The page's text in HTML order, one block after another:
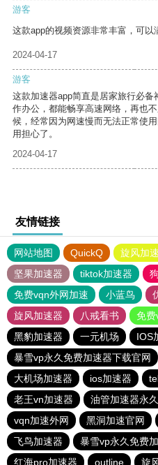
游客
这款app的视频资源非常丰富，可以
2024-04-17
游客
这款加速器app简直是居家旅行必
作办公，都能畅享高速网络，再也
候，经常因为网速慢而无法正常使
用担心了。
2024-04-17
友情链接
网站地图 QuickQ 旋风加
坚果加速器
tiktok加速器
免费vqn外网加速
小蓝鸟
旋风加速器
八戒看书
免费
黑豹加速器
一元机场 IOS
暴雪vp永久免费加速器下载官网
大机场加速器
ios加速器
老王vn加速器
油管加速器永
vqn加速外网
黑洞加速官网
飞鸟加速器
暴雪vp永久免费
红海pro加速器
outline 旋